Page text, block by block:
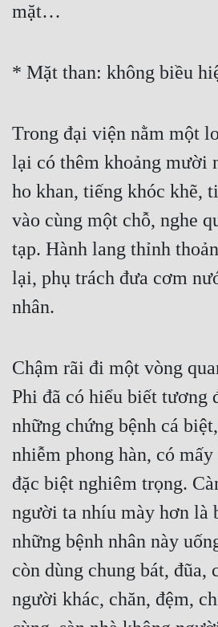
mặt…
* Mặt than: không biều
Trong đại viện nằm một
lại có thêm khoảng mười
ho khan, tiếng khóc khẽ,
vào cùng một chỗ, nghe
tạp. Hành lang thỉnh
lại, phụ trách đưa cơm
nhân.
Chậm rãi đi một vòng
Phi đã có hiểu biết tương
những chứng bệnh cá
nhiễm phong hàn, có
đặc biệt nghiêm trọng.
người ta nhíu mày hơn là
những bệnh nhân này
còn dùng chung bát, đũa,
người khác, chăn, đệm,